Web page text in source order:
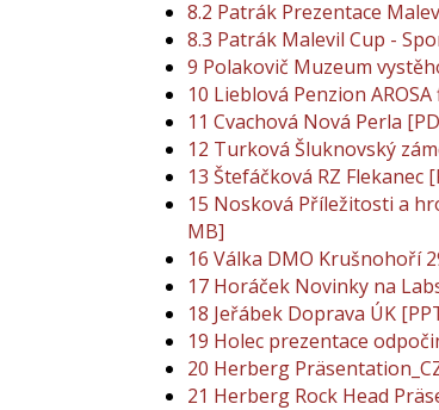
8.2 Patrák Prezentace
8.3 Patrák Malevil Cup -
9 Polakovič Muzeum
10 Lieblová Penzion
11 Cvachová Nová Perla
12 Turková Šluknovský
13 Štefáčková RZ Flekanec
15 Nosková Příležitosti a
MB]
16 Válka DMO Krušnohoří
17 Horáček Novinky na
18 Jeřábek Doprava ÚK
19 Holec prezentace
20 Herberg
21 Herberg Rock Head